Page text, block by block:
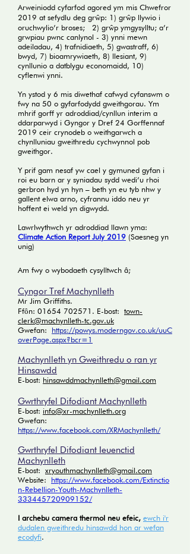
Arweiniodd cyfarfod agored ym mis Chwefror
2019 at sefydlu deg grŵp: 1) grŵp llywio i
oruchwylio’r broses; 2) grŵp ymgysylltu; a’r
grwpiau pwnc canlynol - 3) ynni mewn
adeiladau, 4) trafnidiaeth, 5) gwastraff, 6)
bwyd, 7) bioamrywiaeth, 8) llesiant, 9)
cynllunio a datblygu economaidd, 10)
cyflenwi ynni.
Yn ystod y 6 mis diwethaf cafwyd cyfanswm o
fwy na 50 o gyfarfodydd gweithgorau. Ym
mhrif gorff yr adroddiad/cynllun interim a
ddarparwyd i Gyngor y Dref 24 Gorffennaf
2019 ceir crynodeb o weithgarwch a
chynlluniau gweithredu cychwynnol pob
gweithgor.
Y prif gam nesaf yw cael y gymuned gyfan i
roi eu barn ar y syniadau sydd wedi’u rhoi
gerbron hyd yn hyn – beth yn eu tyb nhw y
gallent elwa arno, cyfrannu iddo neu yr
hoffent ei weld yn digwydd.
Lawrlwythwch yr adroddiad llawn yma:
Climate Action Report July 2019 (Saesneg yn
unig)
Am fwy o wybodaeth cysylltwch â;
Cyngor Tref Machynlleth
Mr Jim Griffiths.
Ffȏn: 01654 702571 . E-bost: town-
clerk@machynlleth-tc.gov.uk
Gwefan:
https://powys.moderngov.co.uk/uuC
overPage.aspx?bcr=1
Machynlleth yn Gweithredu o ran yr
Hinsawdd
E-bost: hinsawddmachynlleth@gmail.com
Gwrthryfel Difodiant Machynlleth
E-bost: info@xr-machynlleth.org
Gwefan:
https://www.facebook.com/XRMachynlleth/
Gwrthryfel Difodiant Ieuenctid
Machynlleth
E-bost: xryouthmachynlleth@gmail.com
Website:
https://www.facebook.com/Extinctio
n-Rebellion-Youth-Machynlleth-
333445720909152/
I archebu camera thermol neu efeic, ewch i'r
dudalen gweithredu hinsawdd hon ar wefan
ecodyfi.